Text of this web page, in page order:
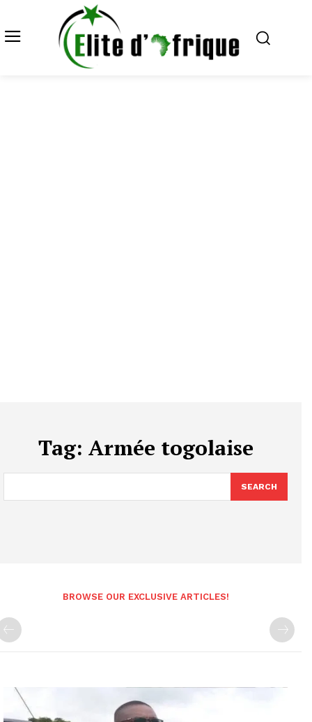
Tag: Armée togolaise
SEARCH
BROWSE OUR EXCLUSIVE ARTICLES!